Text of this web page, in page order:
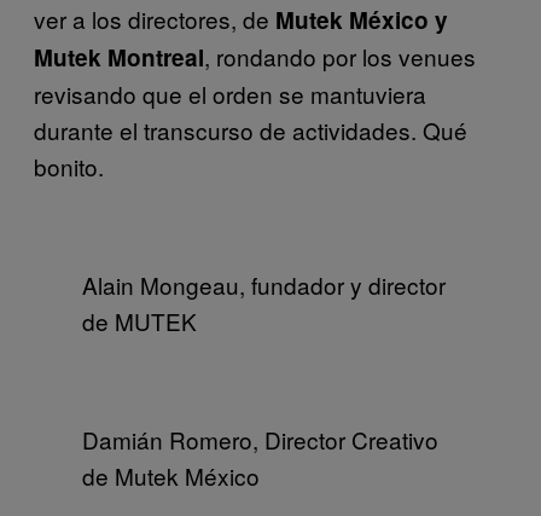
ver a los directores, de Mutek México y
Mutek Montreal, rondando por los venues
revisando que el orden se mantuviera
durante el transcurso de actividades. Qué
bonito.
Alain Mongeau, fundador y director
de MUTEK
Damián Romero, Director Creativo
de Mutek México